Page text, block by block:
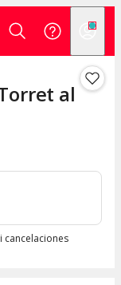
al
cancelaciones